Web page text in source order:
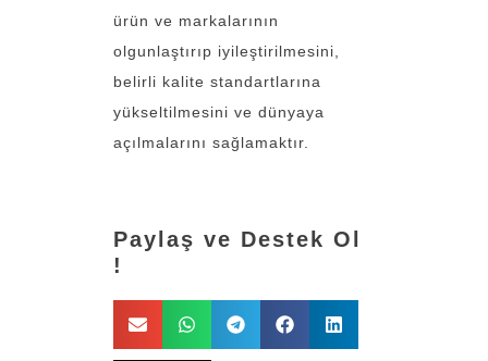
ürün ve markalarının
olgunlaştırıp iyileştirilmesini,
belirli kalite standartlarına
yükseltilmesini ve dünyaya
açılmalarını sağlamaktır.
Paylaş ve Destek Ol
!